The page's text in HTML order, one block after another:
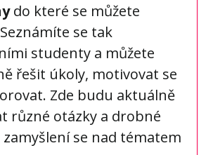
do které se můžete
se tak
studenty a můžete
řešit úkoly, motivovat se
Zde budu aktuálně
různé otázky a drobné
zamyšlení se nad tématem